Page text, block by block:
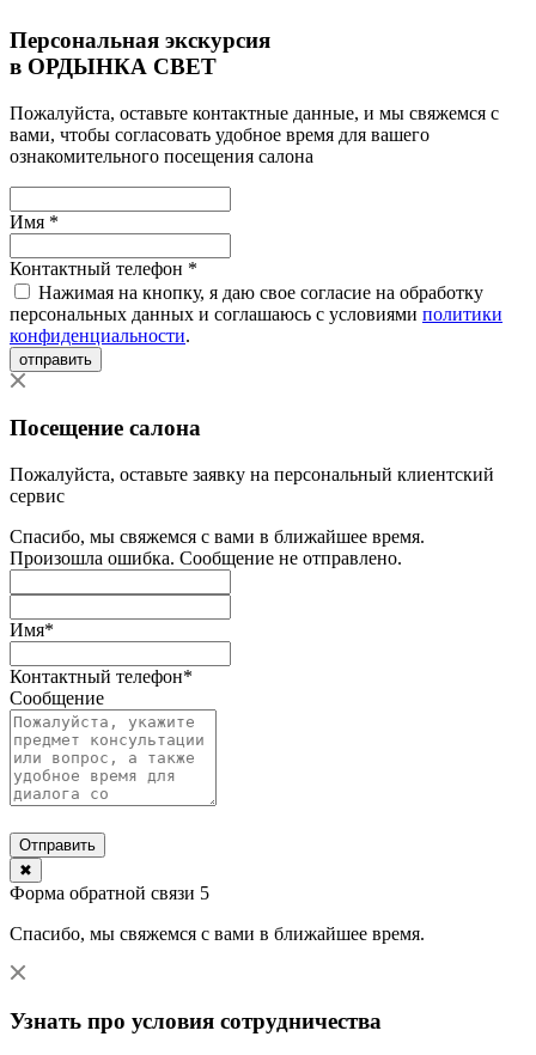
Персональная экскурсия
в ОРДЫНКА СВЕТ
Пожалуйста, оставьте контактные данные, и мы свяжемся с
вами, чтобы согласовать удобное время для вашего
ознакомительного посещения салона
Имя *
Контактный телефон *
Нажимая на кнопку, я даю свое согласие на обработку
персональных данных и соглашаюсь с условиями политики
конфиденциальности.
отправить
Посещение салона
Пожалуйста, оставьте заявку на персональный клиентский
сервис
Спасибо, мы свяжемся с вами в ближайшее время.
Произошла ошибка. Сообщение не отправлено.
Имя*
Контактный телефон*
Сообщение
Отправить
✖
Форма обратной связи 5
Спасибо, мы свяжемся с вами в ближайшее время.
Узнать про условия сотрудничества